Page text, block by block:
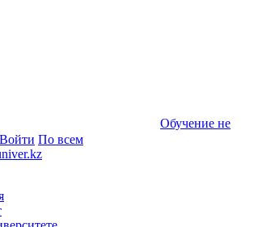
Обучение не
Войти По всем